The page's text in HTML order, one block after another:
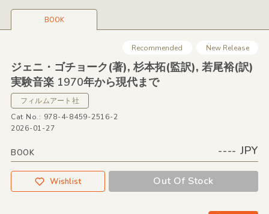
BOOK
Recommended New Release
ジェニ・ゴチョーク(著), 杉本拓(監訳), 若尾裕(訳)
実験音楽 1970年から現代まで
フィルムアート社
Cat No.: 978-4-8459-2516-2
2026-01-27
BOOK ---- JPY
Wishlist Out Of Stock